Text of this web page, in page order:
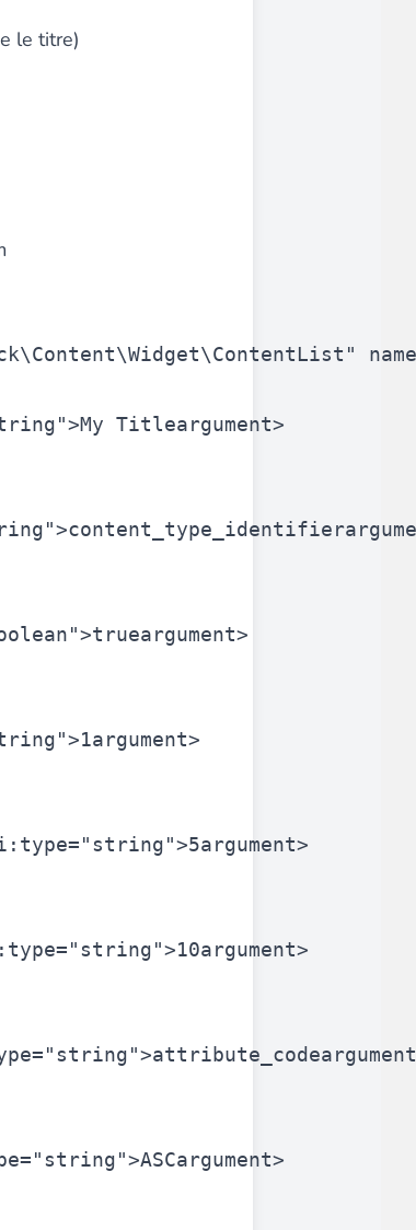
le titre)
>My Titleargument>
>content_type_identifier
>trueargument>
>1argument>
"string">5argument>
"string">10argument>
"string">attribute_code
"string">ASCargument>